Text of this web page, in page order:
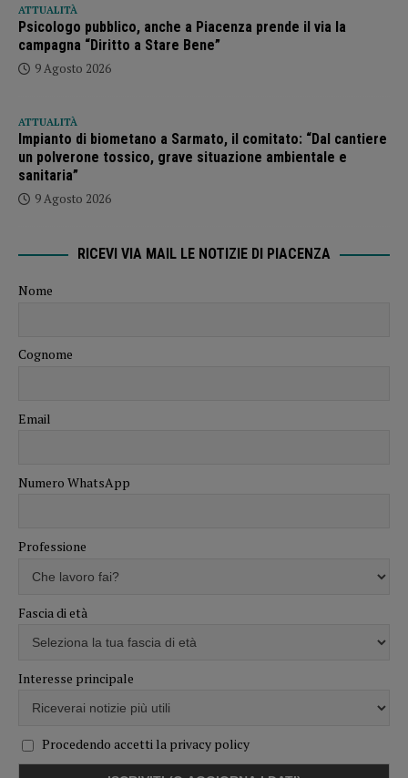
ATTUALITÀ
Psicologo pubblico, anche a Piacenza prende il via la
campagna “Diritto a Stare Bene”
9 Agosto 2026
ATTUALITÀ
Impianto di biometano a Sarmato, il comitato: “Dal cantiere
un polverone tossico, grave situazione ambientale e
sanitaria”
9 Agosto 2026
RICEVI VIA MAIL LE NOTIZIE DI PIACENZA
Nome
Cognome
Email
Numero WhatsApp
Professione
Fascia di età
Interesse principale
Procedendo accetti la privacy policy